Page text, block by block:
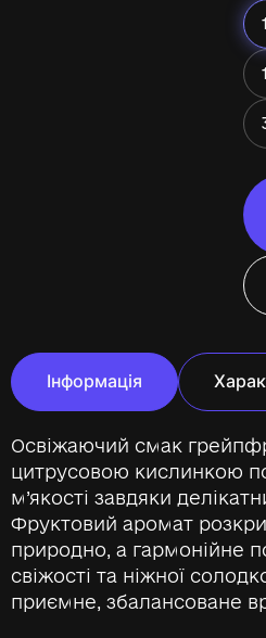
Інформація
Освіжаючий смак
цитрусовою кислинкою
м’якості завдяки
Фруктовий аромат
природно, а гармонійне
свіжості та ніжної
приємне, збалансоване